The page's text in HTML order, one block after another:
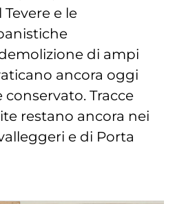
e le
di ampi
ancora oggi
Tracce
restano ancora nei
e di Porta